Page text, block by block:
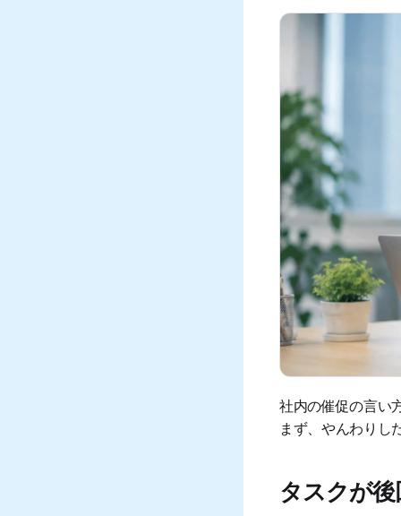
社内の催促の言い
まず、やんわりし
タスクが